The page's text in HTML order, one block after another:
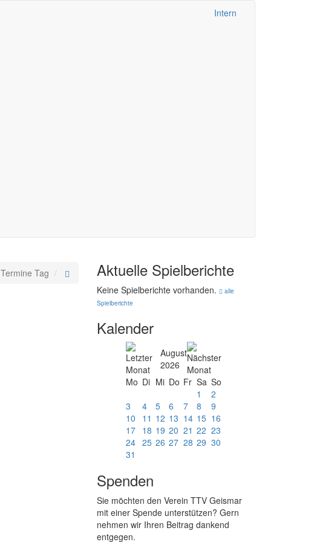
Intern
Termine Tag Aktuelle Spielberichte
Keine Spielberichte vorhanden.
alle
Spielberichte
Kalender
August
2026
Mo Di Mi Do Fr Sa So
1
2
3
4 5 6 7 8
9
10
11 12 13 14 15 16
17 18 19 20 21 22 23
24 25 26 27 28 29 30
31
Spenden
Sie möchten den Verein TTV Geismar
mit einer Spende unterstützen? Gern
nehmen wir Ihren Beitrag dankend
entgegen.